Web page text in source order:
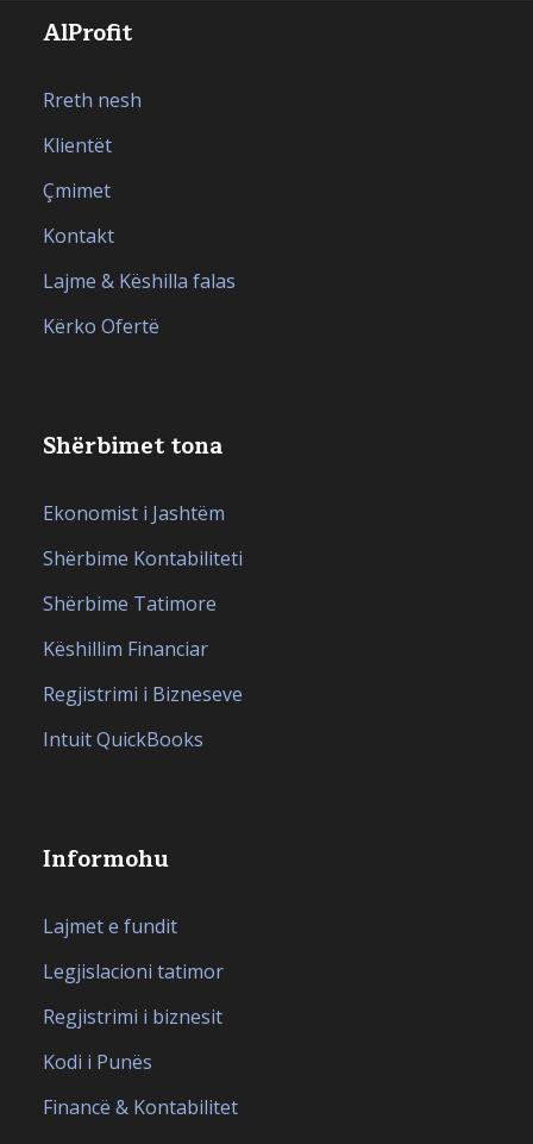
AlProfit
Rreth nesh
Klientët
Çmimet
Kontakt
Lajme & Këshilla falas
Kërko Ofertë
Shërbimet tona
Ekonomist i Jashtëm
Shërbime Kontabiliteti
Shërbime Tatimore
Këshillim Financiar
Regjistrimi i Bizneseve
Intuit QuickBooks
Informohu
Lajmet e fundit
Legjislacioni tatimor
Regjistrimi i biznesit
Kodi i Punës
Financë & Kontabilitet